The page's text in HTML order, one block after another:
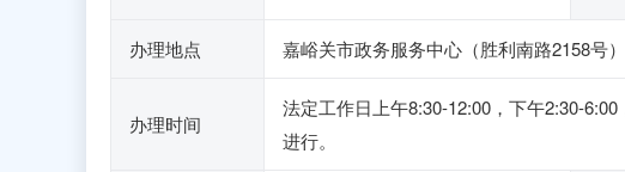
办理地点 嘉峪关市政务服务中心（胜利南路2158号）
办理时间
法定工作日上午8:30-12:00，下午2:30-
进行。